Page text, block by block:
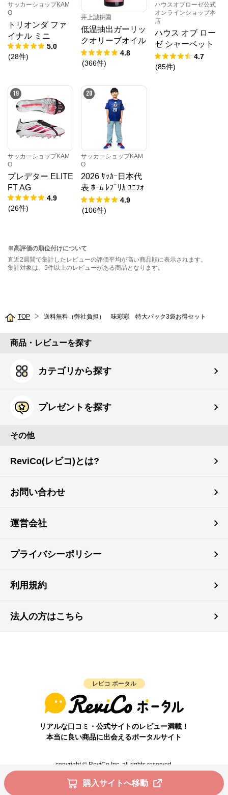
購入サイトへ移動
サッカーショップKAM
O
トリオンダ ファ
イナル ミニ
5.0
(28件)
井上誠耕園
低温抽出ガーリッ
クオリーブオイル
64g
4.8
(366件)
ハウスオブローゼ公式
オンラインショップ本
店
ハウス オブ ロー
ゼ シャーベット
ローション 95g
4.7
(85件)
19
サッカーショップKAM
O
プレデター ELITE
FT AG
4.9
(26件)
20
サッカーショップKAM
O
2026 ｻｯｶｰ日本代
表 ﾎｰﾑ ﾚﾌﾟﾘｶ ﾕﾆﾌｫ
ｰﾑ KIDS
4.9
(106件)
※高評価の順位付けについて
直近2週間で集計したレビューの評価平均が高い商品順に表示されます。
集計対象は、5件以上のレビューがある商品となります。
TOP 送料無料（弊社負担） 味彩彩 特大パック3袋お得セット
商品・レビューを探す
カテゴリから探す
プレゼントを探す
その他
ReviCo(レビコ)とは?
お問い合わせ
運営会社
プライバシーポリシー
利用規約
法人の方はこちら
レビコ ポータル
リアルな口コミ・公式サイトのレビュー満載！
本当に良い商品に出会えるポータルサイト
copyright © ReviCo Inc. all rights reserved.